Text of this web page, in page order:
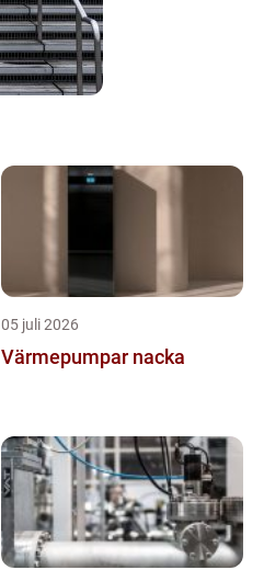
05 juli 2026
Värmepumpar nacka